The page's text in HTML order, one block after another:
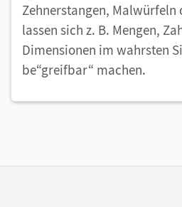
Zehnerstangen, Malwürfeln
lassen sich z. B. Mengen,
Dimensionen im wahrsten
be“greifbar“ machen.